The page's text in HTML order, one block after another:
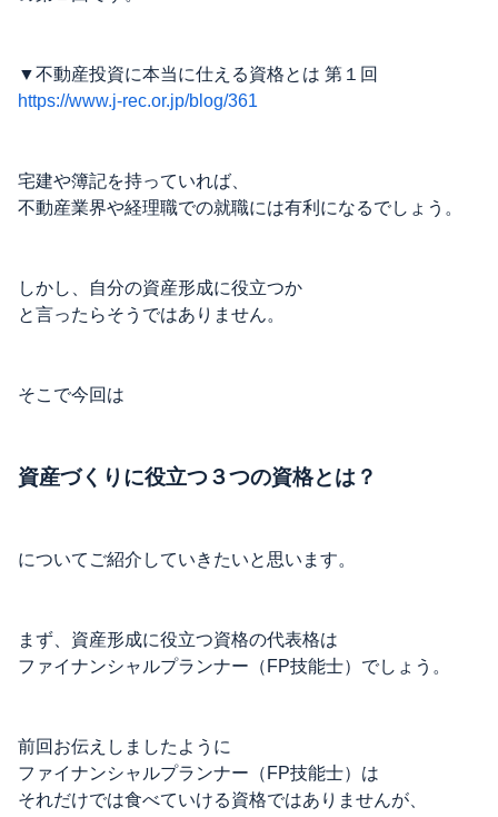
▼不動産投資に本当に仕える資格とは 第１回
https://www.j-rec.or.jp/blog/361
宅建や簿記を持っていれば、
不動産業界や経理職での就職には有利になるでしょう。
しかし、自分の資産形成に役立つか
と言ったらそうではありません。
そこで今回は
資産づくりに役立つ３つの資格とは？
についてご紹介していきたいと思います。
まず、資産形成に役立つ資格の代表格は
ファイナンシャルプランナー（FP技能士）でしょう。
前回お伝えしましたように
ファイナンシャルプランナー（FP技能士）は
それだけでは食べていける資格ではありませんが、